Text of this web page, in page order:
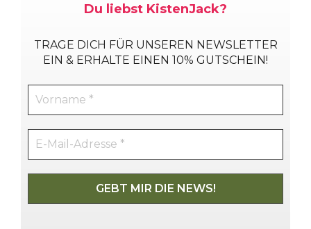
Du liebst KistenJack?
TRAGE DICH FÜR UNSEREN NEWSLETTER
EIN & ERHALTE EINEN 10% GUTSCHEIN!